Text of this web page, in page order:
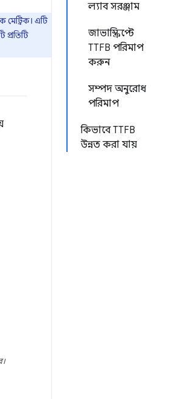
ল্যাব সরঞ্জাম
জাভাস্ক্রিপ্টে
TTFB পরিমাপ
করুন
সম্পদ অনুরোধ
পরিমাপ
কিভাবে TTFB
উন্নত করা যায়
মেট্রিক। এটি
প্রতিটি